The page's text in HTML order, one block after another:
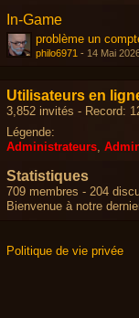
In-Game
problème un
philo6971 - 14 Mai
Utilisateurs en
3,852 invités - Record:
Légende:
Administrateurs
Statistiques
709 membres - 204
Bienvenue à notre
Politique de vie privée